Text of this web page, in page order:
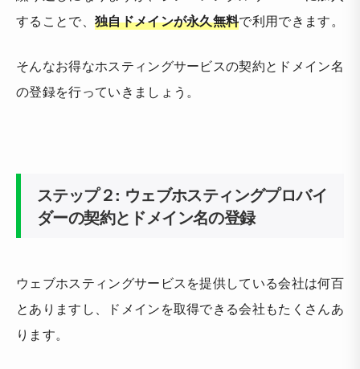
することで、 独自ドメインが永久無料で利用できます。
そんなお得なホスティングサービスの契約とドメイン名
の登録を行っていきましょう。
ステップ２: ウェブホスティングプロバイ
ダーの契約とドメイン名の登録
ウェブホスティングサービスを提供している会社は何百
とありますし、ドメインを取得できる会社もたくさんあ
ります。